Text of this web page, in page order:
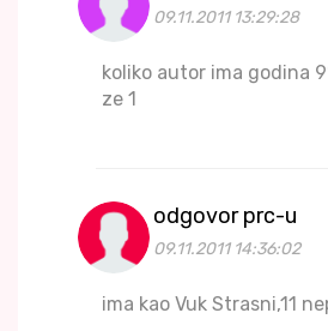
09.11.2011 13:29:28
koliko autor ima godina
ze 1
odgovor prc-u
09.11.2011 14:36:02
ima kao Vuk Strasni,11